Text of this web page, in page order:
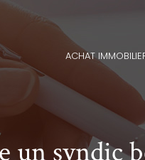
ACHAT
un syndic